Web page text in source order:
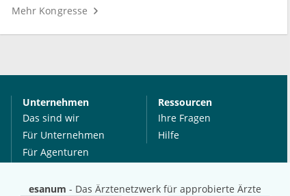
esanum - Das Ärztenetzwerk für approbierte Ärzte
Mehr Kongresse
Unternehmen
Das sind wir
Für Unternehmen
Für Agenturen
Presse
Ressourcen
Ihre Fragen
Hilfe